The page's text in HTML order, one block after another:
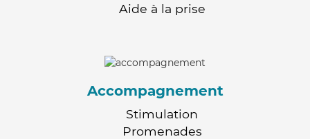
Aide à la prise
Accompagnement
Stimulation
Promenades